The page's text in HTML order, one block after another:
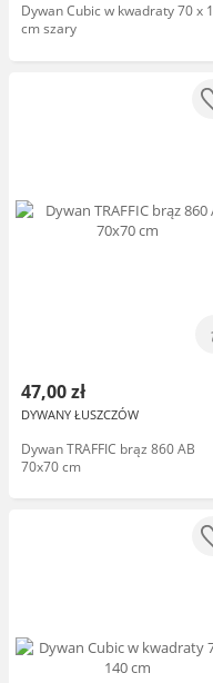
Dywan Cubic w kwadraty 70 x
cm szary
47,00 zł
DYWANY ŁUSZCZÓW
Dywan TRAFFIC brąz 860 AB
70x70 cm